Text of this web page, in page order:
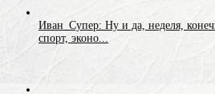
Иван_Супер: Ну и да, неделя,
спорт, эконо...